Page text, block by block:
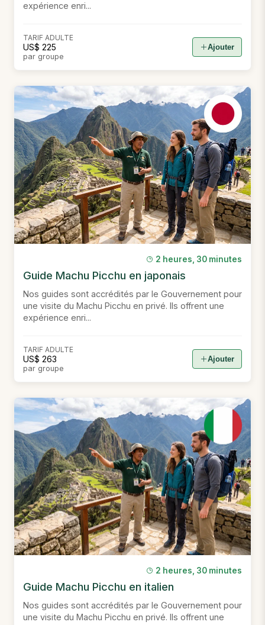
expérience enri...
TARIF ADULTE
US$ 225
par groupe
Ajouter
2 heures, 30 minutes
Guide Machu Picchu en japonais
Nos guides sont accrédités par le Gouvernement pour
une visite du Machu Picchu en privé. Ils offrent une
expérience enri...
TARIF ADULTE
US$ 263
par groupe
Ajouter
2 heures, 30 minutes
Guide Machu Picchu en italien
Nos guides sont accrédités par le Gouvernement pour
une visite du Machu Picchu en privé. Ils offrent une